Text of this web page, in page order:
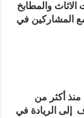
والمطابخ
المشاركين في
منذ أكثر من
إلى الريادة في